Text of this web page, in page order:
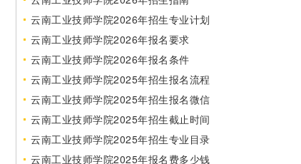
云南工业技师学院2026年招生专业计划
云南工业技师学院2026年报名要求
云南工业技师学院2026年报名条件
云南工业技师学院2025年招生报名流程
云南工业技师学院2025年招生报名微信
云南工业技师学院2025年招生截止时间
云南工业技师学院2025年招生专业目录
云南工业技师学院2025年报名费多少钱